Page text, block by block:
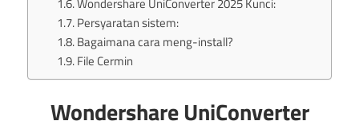
Persyaratan sistem:
Bagaimana cara meng-install?
File Cermin
Wondershare UniConverter